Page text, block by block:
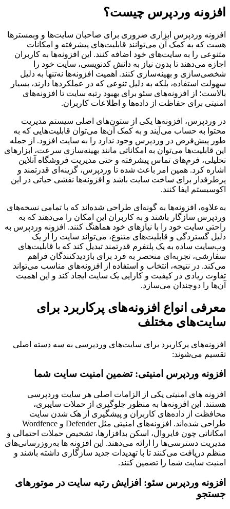
افزونه وردپرس چیست؟
افزونه وردپرس ابزاری ضروری برای صاحبان سایت‌ها و وبمسترها
هست که به کمک آن‌ می‌توانند قابلیت‌های پیشرفته و امکانات
متنوعی را به سایت‌های خود اضافه کنند. این افزونه‌ها به کاربران
اجازه می‌دهند تا بدون نیاز به دانش کدنویسی، سایت خود را
شخصی‌سازی و بهینه‌سازی کنند. اهمیت افزونه‌ها نه‌تنها به دلیل
سهولت استفاده، بلکه به دلیل تنوعی که در عملکردها دارند، بسیار
بالاست؛ از افزونه‌های سئو برای بهبود رتبه سایت تا افزونه‌های
امنیتی برای حفاظت از داده‌ها و اطلاعات کاربران.
در وردپرس، افزونه‌ها یکی از ستون‌های اصلی سیستم مدیریت
محتوا به حساب می‌آیند و به کمک آن‌ها می‌توان قابلیت‌هایی که به
طور پیش‌فرض در وردپرس وجود ندارد را به سایت افزود. از جمله
این قابلیت‌ها می‌توان به امکاناتی مانند بهینه‌سازی سرعت، ابزارهای
تحلیلی، فرم‌های تماس پیشرفته و حتی مدیریت فروشگاه آنلاین
اشاره کرد. همین امر باعث شده تا وردپرس، گزینه‌ای قدرتمند و
پرطرفدار برای ساخت سایت باشد و افزونه‌ها نقشی حیاتی در این
اکوسیستم ایفا کنند.
به‌علاوه، افزونه‌ها به گونه‌ای طراحی شده‌اند که با تمامی نسخه‌های
وردپرس سازگار باشند و به کاربران این امکان را می‌دهند که به
راحتی سایت خود را با نیازهای خود هماهنگ کنند. افزونه وردپرس به
دلیل گستردگی و قابلیت‌های متنوع، می‌تواند سایت را از یک
وب‌سایت ساده به یک پلتفرم قدرتمند تبدیل کند که با قابلیت‌های
سفارشی، تجربه‌ای منحصر به فرد برای بازدیدکنندگان فراهم
می‌کند. در نتیجه، انتخاب و استفاده از افزونه‌های مناسب می‌تواند
تفاوت زیادی در کیفیت و کارایی یک سایت ایجاد کند و این اهمیت
آن‌ها را دوچندان می‌سازد.
معرفی انواع افزونه‌های پرکاربرد برای
سایت‌های مختلف
افزونه‌های پرکاربرد برای سایت‌های وردپرسی به سه دسته اصلی
تقسیم می‌شوند:
افزونه وردپرس امنیتی: تضمین امنیت سایت شما
افزونه ‌های امنیتی یکی از الزامات اصلی هر سایت وردپرسی
هستند. این افزونه‌ها به منظور جلوگیری از حملات سایبری،
محافظت از داده‌های کاربران و پیشگیری از هک شدن سایت
طراحی شده‌اند. افزونه‌های امنیتی مثل Defender و Wordfence
امکاناتی چون فایروال، اسکن بدافزارها، تشخیص حملات احتمالی و
مدیریت دسترسی‌ها را ارائه می‌دهند. این افزونه ‌ها به‌روزرسانی‌های
منظم دریافت می‌کنند تا با تهدیدات جدید سازگاری داشته باشند و
امنیت سایت شما را تضمین کنند.
افزونه وردپرس سئو: افزایش رتبه سایت در موتورهای
جستجو